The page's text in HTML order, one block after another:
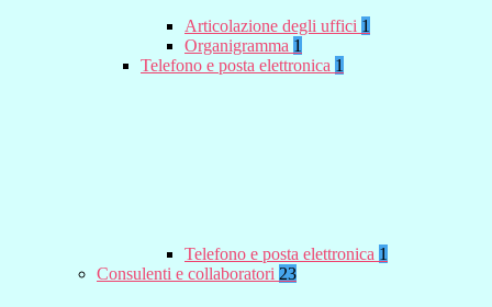
Articolazione degli uffici 1
Organigramma 1
Telefono e posta elettronica 1
Telefono e posta elettronica 1
Consulenti e collaboratori 23